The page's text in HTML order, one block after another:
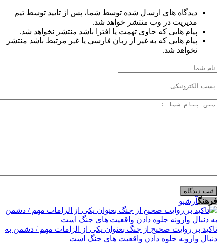
دیدگاه های ارسال شده توسط شما، پس از تایید توسط تیم
مدیریت در وب منتشر خواهد شد.
پیام هایی که حاوی تهمت یا افترا باشد منتشر نخواهد شد.
پیام هایی که به غیر از زبان فارسی یا غیر مرتبط باشد منتشر
نخواهد شد.
فرهنگآرشیو
تاکید بر روایت صحیح از جنگ بعنوان یکی از الزامات مهم / دشمن به
دنبال وارونه جلوه دادن واقعیت های جنگ است